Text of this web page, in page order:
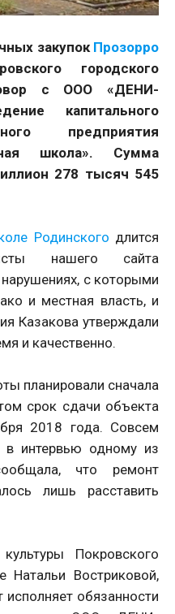
закупок Прозорро
городского
с ООО «ДЕНИ-
капитального
предприятия
школа». Сумма
278 тысяч 545
Родинского длится
нашего сайта
с которыми
и местная власть, и
Казакова утверждали
и качественно.
планировали сначала
срок сдачи объекта
2018 года. Совсем
в интервью одному из
что ремонт
лишь расставить
Покровского
Натальи Востриковой,
обязанности